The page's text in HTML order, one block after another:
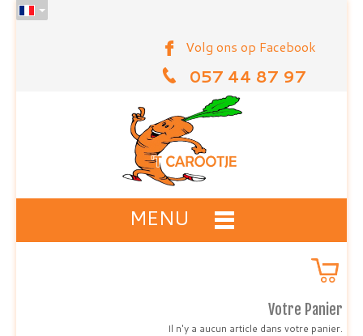
Volg ons op Facebook
057 44 87 97
MENU
Votre Panier
Il n'y a aucun article dans votre panier.